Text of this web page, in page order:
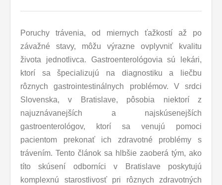
Poruchy trávenia, od miernych ťažkostí až po
závažné stavy, môžu výrazne ovplyvniť kvalitu
života jednotlivca. Gastroenterológovia sú lekári,
ktorí sa špecializujú na diagnostiku a liečbu
rôznych gastrointestinálnych problémov. V srdci
Slovenska, v Bratislave, pôsobia niektorí z
najuznávanejších a najskúsenejších
gastroenterológov, ktorí sa venujú pomoci
pacientom prekonať ich zdravotné problémy s
trávením. Tento článok sa hlbšie zaoberá tým, ako
títo skúsení odborníci v Bratislave poskytujú
komplexnú starostlivosť pri rôznych zdravotných